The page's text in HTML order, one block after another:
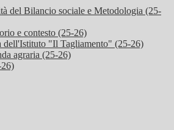
del Bilancio sociale e Metodologia (25-
e contesto (25-26)
dell'Istituto "Il Tagliamento" (25-26)
agraria (25-26)